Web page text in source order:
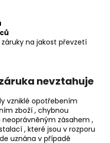
na jakost převzetí
nevztahuje
vzniklé opotřebením
zboží , chybnou
zásahem ,
, které jsou v rozporu
uznána v případě